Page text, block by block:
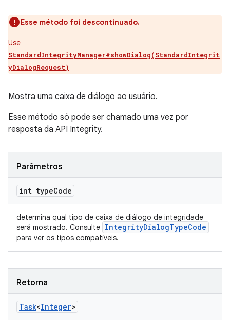
Esse método foi descontinuado.
Use
StandardIntegrityManager#showDialog(StandardIntegrit
yDialogRequest)
Mostra uma caixa de diálogo ao usuário.
Esse método só pode ser chamado uma vez por
resposta da API Integrity.
Parâmetros
int typeCode
determina qual tipo de caixa de diálogo de integridade
será mostrado. Consulte IntegrityDialogTypeCode
para ver os tipos compatíveis.
Retorna
Task<Integer>